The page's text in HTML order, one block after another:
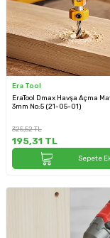
Era Tool
EraTool Dmax Havşa Açma
3mm No:5 (21-05-01)
325,52TL
195,31 TL
Sepete